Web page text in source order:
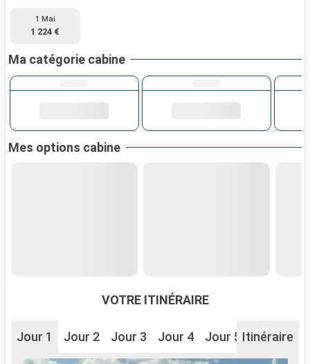
1 Mai
1 224 €
Ma catégorie cabine
Mes options cabine
VOTRE ITINÉRAIRE
Jour 1 Jour 2 Jour 3 Jour 4 Jour 5 Jour 6
Itinéraire